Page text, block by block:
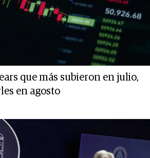
que más subieron en julio,
en agosto